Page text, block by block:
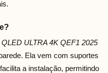
ULTRA 4K QEF1 2025
Ela vem com suportes
a instalação, permitindo